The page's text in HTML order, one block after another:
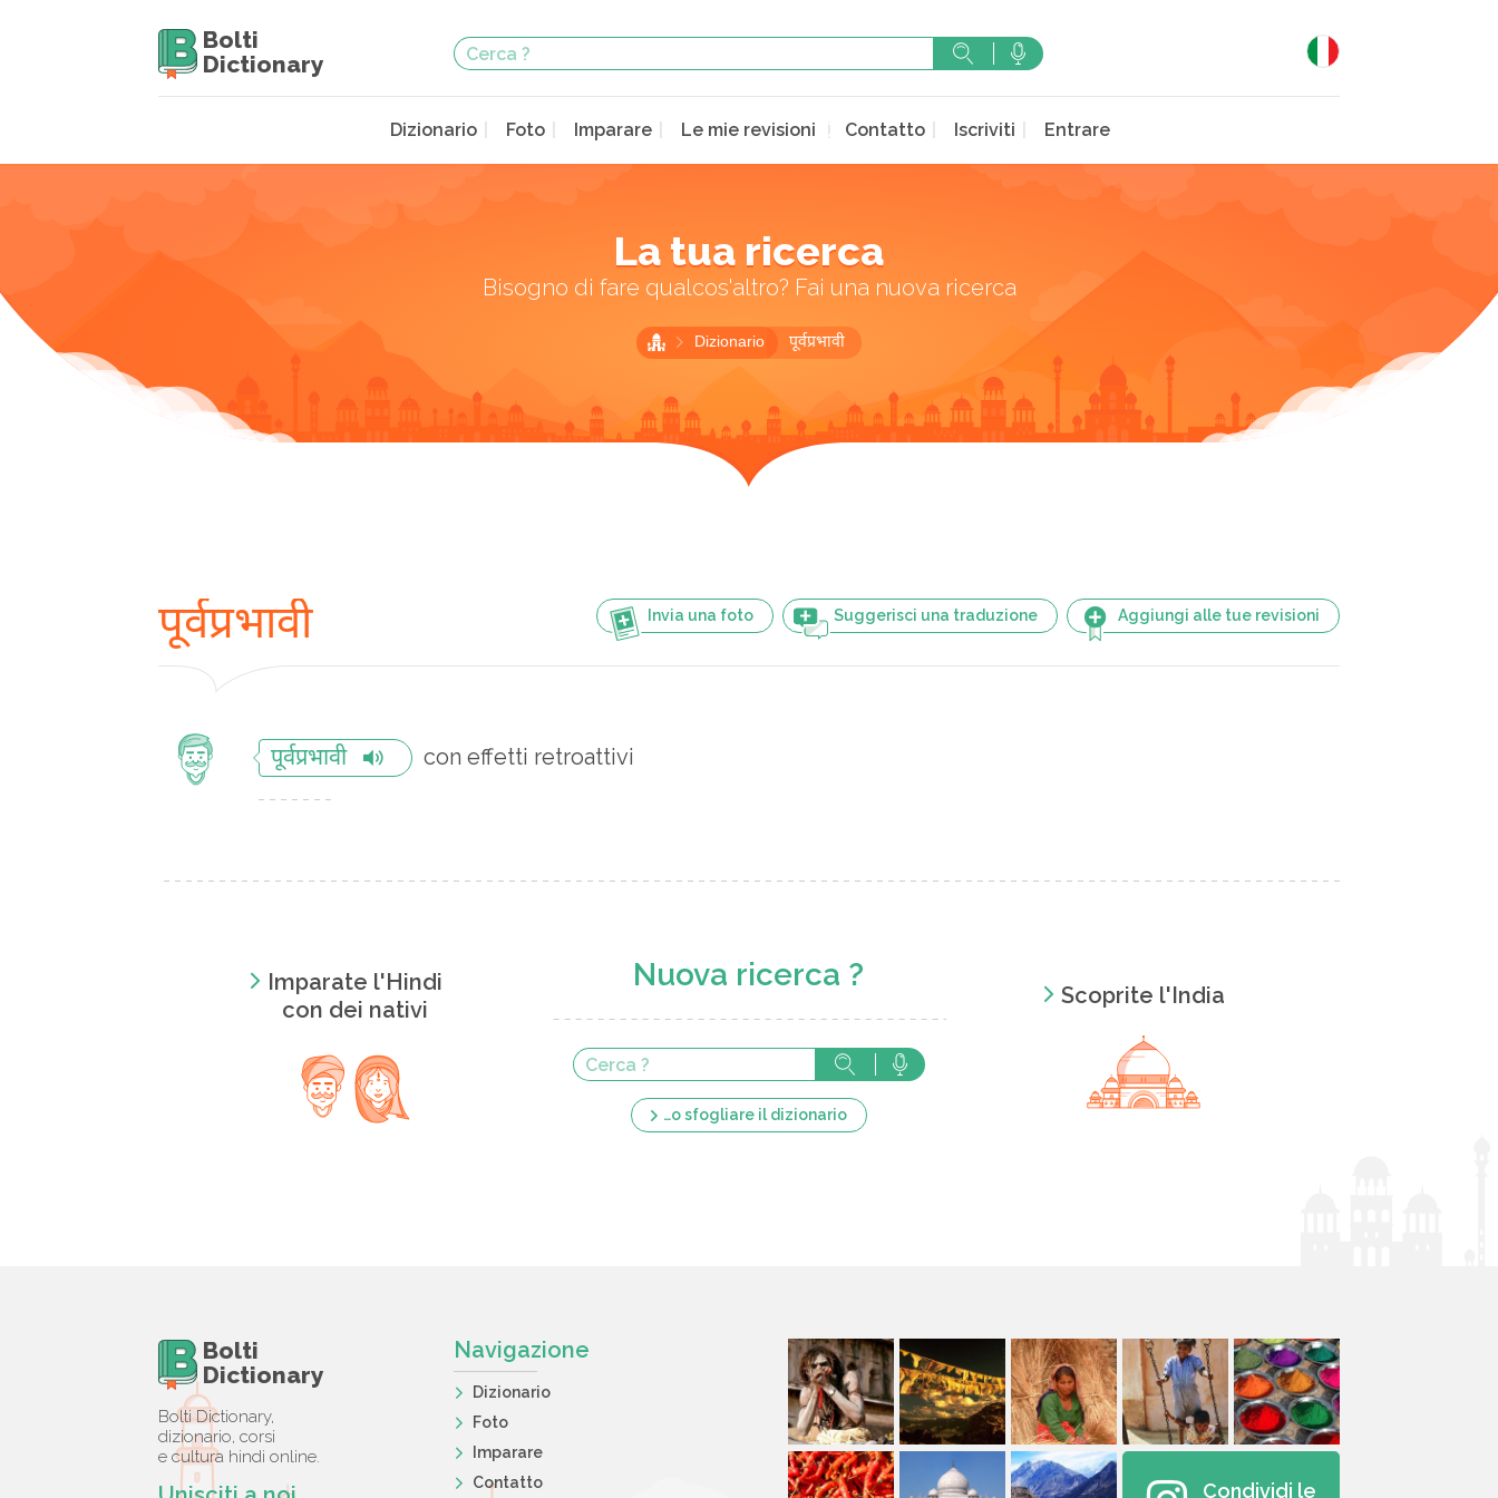
Bolti
Dictionary
Dizionario Foto Imparare Le mie revisioni Contatto Iscriviti Entrare
La tua ricerca
Bisogno di fare qualcos'altro? Fai una nuova ricerca
Dizionario पूर्वप्रभावी
Invia una foto Suggerisci una traduzione Aggiungi alle tue revisioni
पूर्वप्रभावी
पूर्वप्रभावी con effetti retroattivi
Imparate l'Hindi
con dei nativi
Nuova ricerca ?
…o sfogliare il dizionario
Scoprite l'India
Bolti
Dictionary
Bolti Dictionary,
dizionario, corsi
e cultura hindi online.
Navigazione
Dizionario
Foto
Imparare
Contatto
Condividi le